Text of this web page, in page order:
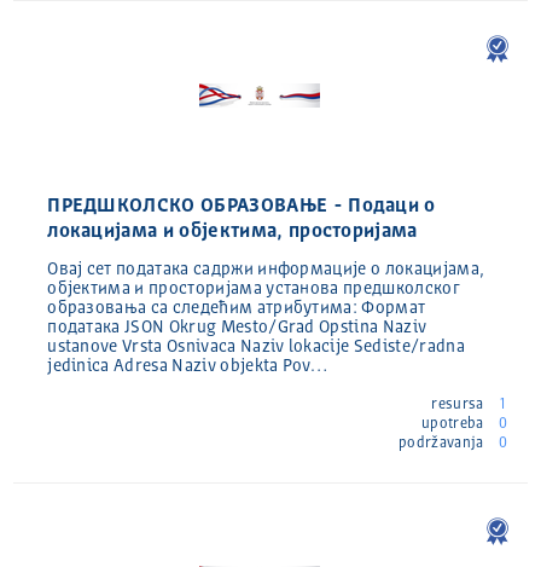
ПРЕДШКОЛСКО ОБРАЗОВАЊЕ - Подаци о
локацијама и објектима, просторијама
Овај сет података садржи информације о локацијама,
објектима и просторијама установа предшколског
образовања са следећим атрибутима: Формат
података JSON Okrug Mesto/Grad Opstina Naziv
ustanove Vrsta Osnivaca Naziv lokacije Sediste/radna
jedinica Adresa Naziv objekta Pov…
resursa
1
upotreba
0
podržavanja
0